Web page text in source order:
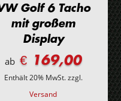
Golf 6 Tacho
mit großem
Display
ab € 169,00
Enthält 20% MwSt.zzgl.
Versand